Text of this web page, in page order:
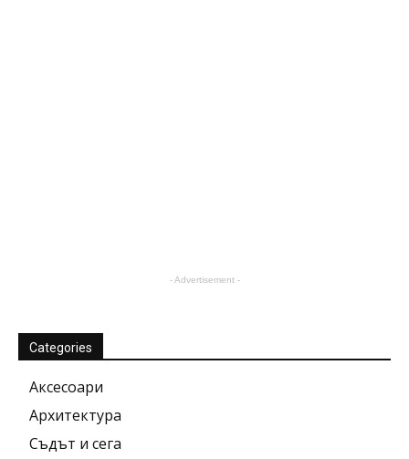
- Advertisement -
Categories
Аксесоари
Архитектура
Съдът и сега